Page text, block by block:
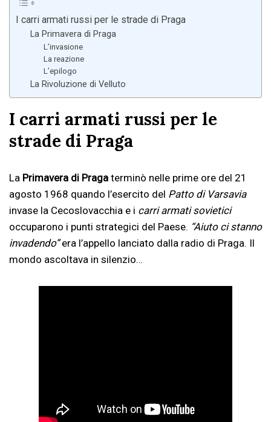
I carri armati russi per le strade di Praga
La Primavera di Praga
L’invasione
La reazione
L’epilogo
La Rivoluzione di Velluto
I carri armati russi per le
strade di Praga
La Primavera di Praga terminò nelle prime ore del 21
agosto 1968 quando l’esercito del Patto di Varsavia
invase la Cecoslovacchia e i carri armati sovietici
occuparono i punti strategici del Paese. “Aiuto ci stanno
invadendo”era l’appello lanciato dalla radio di Praga. Il
mondo ascoltava in silenzio…